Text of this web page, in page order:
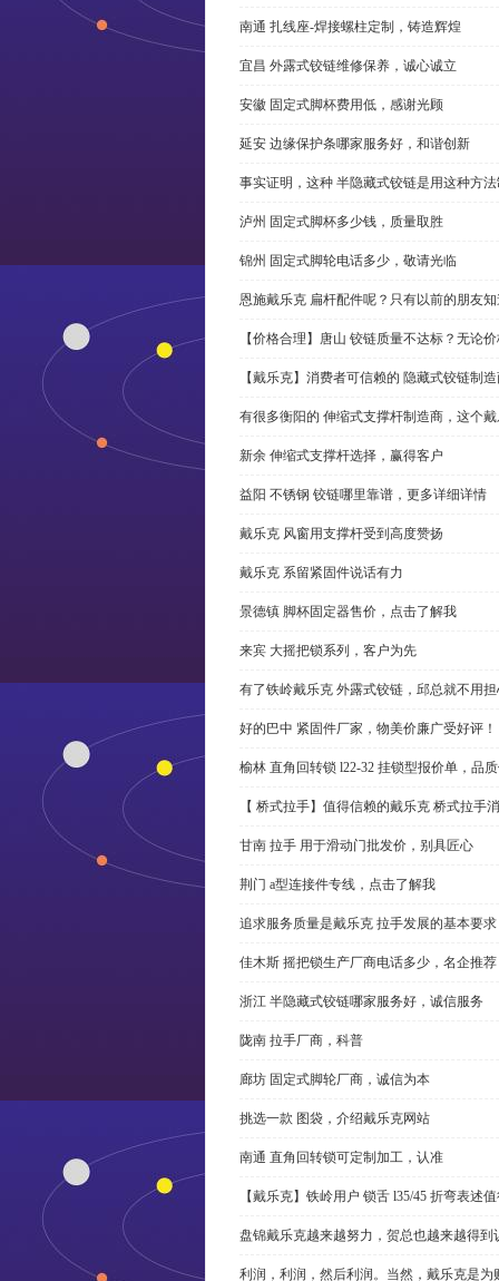
南通 扎线座-焊接螺柱定制，铸造辉煌
宜昌 外露式铰链维修保养，诚心诚立
安徽 固定式脚杯费用低，感谢光顾
延安 边缘保护条哪家服务好，和谐创新
事实证明，这种 半隐藏式铰链是用这种方
泸州 固定式脚杯多少钱，质量取胜
锦州 固定式脚轮电话多少，敬请光临
恩施戴乐克 扁杆配件呢？只有以前的朋友
【价格合理】唐山 铰链质量不达标？无论
【戴乐克】消费者可信赖的 隐藏式铰链制
有很多衡阳的 伸缩式支撑杆制造商，这个
新余 伸缩式支撑杆选择，赢得客户
益阳 不锈钢 铰链哪里靠谱，更多详细详情
戴乐克 风窗用支撑杆受到高度赞扬
戴乐克 系留紧固件说话有力
景德镇 脚杯固定器售价，点击了解我
来宾 大摇把锁系列，客户为先
有了铁岭戴乐克 外露式铰链，邱总就不用
好的巴中 紧固件厂家，物美价廉广受好评！
榆林 直角回转锁 l22-32 挂锁型报价单，品
【 桥式拉手】值得信赖的戴乐克 桥式拉手
甘南 拉手 用于滑动门批发价，别具匠心
荆门 a型连接件专线，点击了解我
追求服务质量是戴乐克 拉手发展的基本要求
佳木斯 摇把锁生产厂商电话多少，名企推荐
浙江 半隐藏式铰链哪家服务好，诚信服务
陇南 拉手厂商，科普
廊坊 固定式脚轮厂商，诚信为本
挑选一款 图袋，介绍戴乐克网站
南通 直角回转锁可定制加工，认准
【戴乐克】铁岭用户 锁舌 l35/45 折弯表述
盘锦戴乐克越来越努力，贺总也越来越得到
利润，利润，然后利润。当然，戴乐克是为